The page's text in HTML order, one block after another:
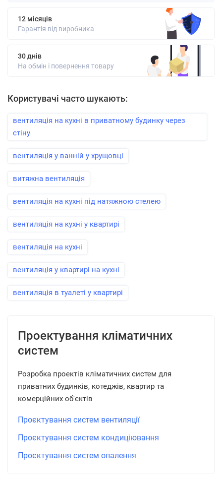
12 місяців
Гарантія від виробника
30 днів
На обмін і повернення товару
Користувачі часто шукають:
вентиляція на кухні в приватному будинку через
стіну
вентиляція у ванній у хрущовці
витяжна вентиляція
вентиляція на кухні під натяжною стелею
вентиляція на кухні у квартирі
вентиляція на кухні
вентиляція у квартирі на кухні
вентиляція в туалеті у квартирі
Проектування кліматичних
систем
Розробка проектів кліматичних систем для
приватних будинків, котеджів, квартир та
комерційних об'єктів
Проєктування систем вентиляції
Проєктування систем кондиціювання
Проєктування систем опалення